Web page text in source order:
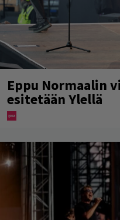
Eppu Normaalin
esitetään Ylellä